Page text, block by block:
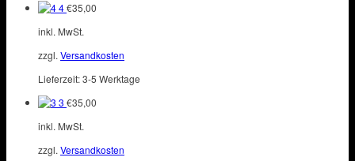
4€35,00
inkl. MwSt.
zzgl. Versandkosten
Lieferzeit:3-5 Werktage
3 €35,00
inkl. MwSt.
zzgl. Versandkosten